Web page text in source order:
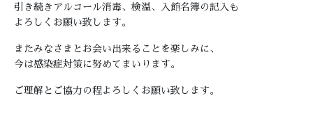
引き続きアルコール消毒、検温、入館名簿の記入も
よろしくお願い致します。
またみなさまとお会い出来ることを楽しみに、
今は感染症対策に努めてまいります。
ご理解とご協力の程よろしくお願い致します。